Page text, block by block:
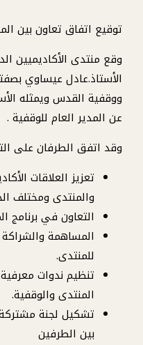
توقيع اتفاق تعاون بين
وقع منتدى الأكاديميين
الأستاذ.عادل عيساوي
ووقفية القدس ويمثله
عن المدير العام للوقفية .
وقد اتفق الطرفان على
تعزيز العلاقات
والمنتدى ومختلف
التعاون في برنامج
المساهمة
للمنتدى.
تنظيم ندوات
المنتدى والوقفية.
تشكيل لجنة مشتركة
بين الطرفين